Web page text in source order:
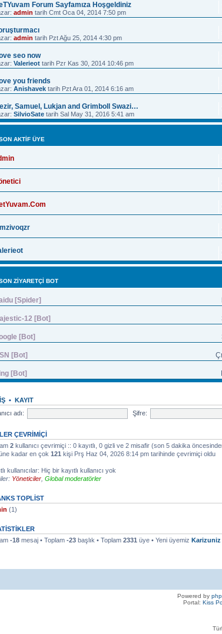
Forum Sayfamıza Hoşgeldiniz
admin tarih Cmt Oca 04, 2014 7:50 pm
admin tarih Pzt Ağu 25, 2014 4:30 pm
love seo now
Valerieot tarih Pzr Kas 30, 2014 10:46 pm
love you friends
Anishavek tarih Pzt Ara 01, 2014 6:16 am
Samuel, Lukjan and Grimboll Swazi…
SilvioSate tarih Sal May 31, 2016 5:41 am
AKTIF ÜYE
ZIYARETÇI BOT
[Spider]
12 [Bot]
[Bot]
[Bot]
[Bot]
• KAYIT
adı:
Şifre:
ÇEVRIMIÇI
2 kullanıcı çevrimiçi :: 0 kayıtlı, 0 gizli ve 2 misafir (son 5 dakika
kadar en çok 121 kişi Prş Haz 04, 2026 8:14 pm tarihinde çevrimiçi oldu
kullanıcılar: Hiç bir kayıtlı kullanıcı yok
Yöneticiler Global moderatörler
TOPLIST
(1)
-18 mesaj • Toplam -23 başlık • Toplam 2331 üye • Yeni üyemiz Karizuniz
Powered by
Portal: Kiss